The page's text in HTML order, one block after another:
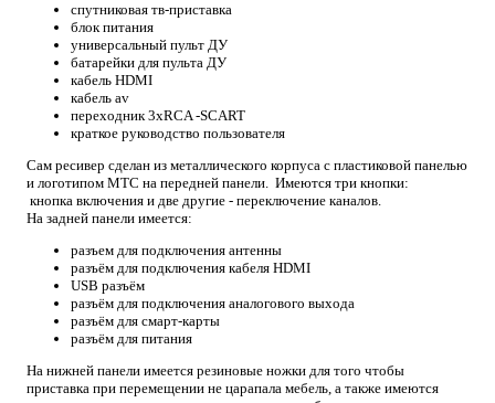
спутниковая тв-приставка
блок питания
универсальный пульт ДУ
батарейки для пульта ДУ
кабель HDMI
кабель av
переходник 3хRCA -SCART
краткое руководство пользователя
Сам ресивер сделан из металлического корпуса с пластиковой панелью
и логотипом МТС на передней панели. Имеются три кнопки:
кнопка включения и две другие - переключение каналов.
На задней панели имеется:
разъем для подключения антенны
разъём для подключения кабеля HDMI
USB разъём
разъём для подключения аналогового выхода
разъём для смарт-карты
разъём для питания
На нижней панели имеется резиновые ножки для того чтобы
приставка при перемещении не царапала мебель, а также имеются